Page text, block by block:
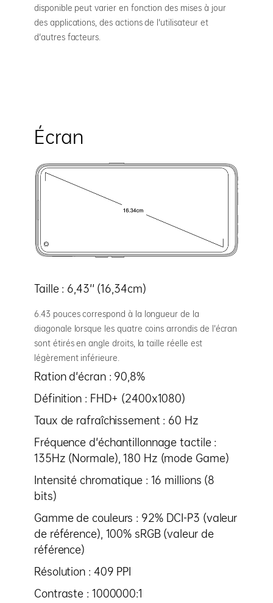
disponible peut varier en fonction des mises à jour
des applications, des actions de l'utilisateur et
d'autres facteurs.
Écran
Taille : 6,43'' (16,34cm)
6.43 pouces correspond à la longueur de la
diagonale lorsque les quatre coins arrondis de l’écran
sont étirés en angle droits, la taille réelle est
légèrement inférieure.
Ration d'écran : 90,8%
Définition : FHD+ (2400x1080)
Taux de rafraîchissement : 60 Hz
Fréquence d'échantillonnage tactile :
135Hz (Normale), 180 Hz (mode Game)
Intensité chromatique : 16 millions (8
bits)
Gamme de couleurs : 92% DCI-P3 (valeur
de référence), 100% sRGB (valeur de
référence)
Résolution : 409 PPI
Contraste : 1000000:1